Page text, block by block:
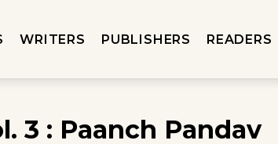
WRITERS PUBLISHERS READERS
3 : Paanch Pandav